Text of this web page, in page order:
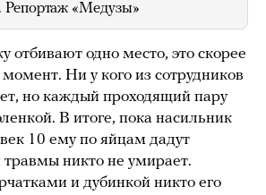
Репортаж «Медузы»
отбивают одно место, это скорее
Ни у кого из сотрудников
но каждый проходящий пару
В итоге, пока насильник
10 ему по яйцам дадут
травмы никто не умирает.
и дубинкой никто его